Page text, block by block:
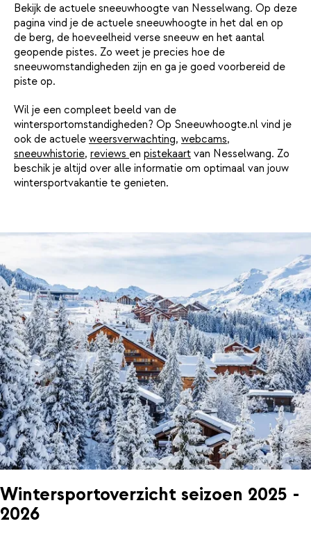
Bekijk de actuele sneeuwhoogte van Nesselwang. Op deze
pagina vind je de actuele sneeuwhoogte in het dal en op
de berg, de hoeveelheid verse sneeuw en het aantal
geopende pistes. Zo weet je precies hoe de
sneeuwomstandigheden zijn en ga je goed voorbereid de
piste op.
Wil je een compleet beeld van de
wintersportomstandigheden? Op Sneeuwhoogte.nl vind je
ook de actuele weersverwachting, webcams,
sneeuwhistorie, reviews en pistekaart van Nesselwang. Zo
beschik je altijd over alle informatie om optimaal van jouw
wintersportvakantie te genieten.
Wintersportoverzicht seizoen 2025 -
2026